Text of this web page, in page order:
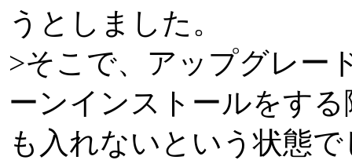
うとしました。
>そこで、アップグレー
ーンインストールをす
も入れないという状態